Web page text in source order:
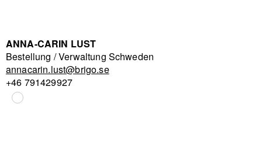
ANNA-CARIN LUST
Bestellung / Verwaltung Schweden
annacarin.lust@brigo.se
+46 791429927